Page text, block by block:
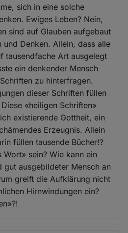
sich in eine solche
Ewiges Leben? Nein,
sind auf Glauben aufgebaut
und Denken. Allein, dass alle
tausendfache Art ausgelegt
ein denkender Mensch
zu hinterfragen.
dieser Schriften füllen
«heiligen Schriften»
existierende Gottheit, ein
Erzeugnis. Allein
füllen tausende Bücher!?
Wort» sein? Wie kann ein
gut ausgebildeter Mensch an
greift die Aufklärung nicht
Hirnwindungen ein?